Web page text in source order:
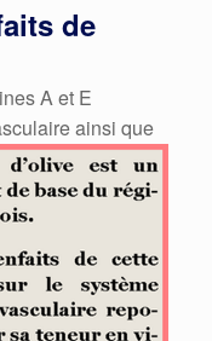
de
A et E
ainsi que